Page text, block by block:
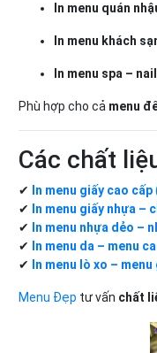
In menu quán
In menu khách
In menu spa –
Phù hợp cho cả menu
Các chất
✔ In menu giấy cao cấp
✔
In menu giấy nhựa –
✔
In menu nhựa dẻo –
✔
In menu da – menu
✔
In menu lò xo –
Menu Đẹp tư vấn chất